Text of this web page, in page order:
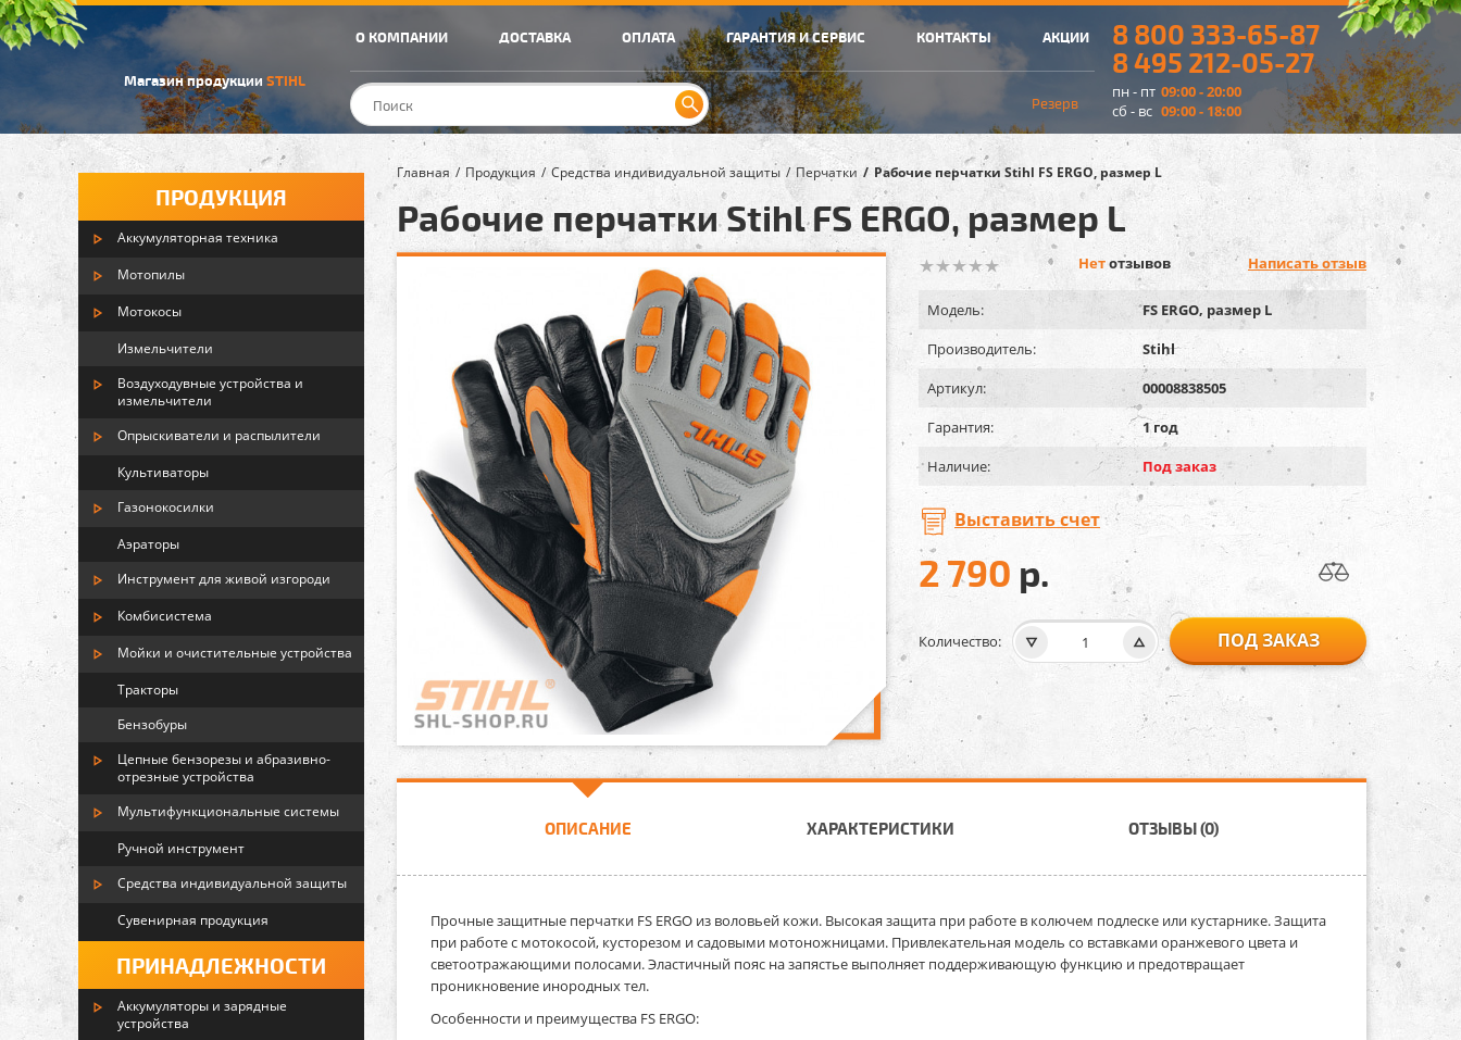
Магазин продукции STIHL
О КОМПАНИИ ДОСТАВКА ОПЛАТА ГАРАНТИЯ И СЕРВИС КОНТАКТЫ АКЦИИ
Резерв
8 800 333-65-87
8 495 212-05-27
пн - пт 09:00 - 20:00
сб - вс 09:00 - 18:00
ПРОДУКЦИЯ
Аккумуляторная техника
Мотопилы
Мотокосы
Измельчители
Воздуходувные устройства и
измельчители
Опрыскиватели и распылители
Культиваторы
Газонокосилки
Аэраторы
Инструмент для живой изгороди
Комбисистема
Мойки и очистительные устройства
Тракторы
Бензобуры
Цепные бензорезы и абразивно-
отрезные устройства
Мультифункциональные системы
Ручной инструмент
Средства индивидуальной защиты
Сувенирная продукция
ПРИНАДЛЕЖНОСТИ
Аккумуляторы и зарядные
устройства
Главная Продукция Средства индивидуальной защиты Перчатки Рабочие перчатки Stihl FS ERGO, размер L
Рабочие перчатки Stihl FS ERGO, размер L
Нетотзывов Написать отзыв
Модель:
FS ERGO, размер L
Производитель:
Stihl
Артикул:
00008838505
Гарантия:
1 год
Наличие:
Под заказ
Выставить счет
2 790 р.
Количество: ПОД ЗАКАЗ
ОПИСАНИЕ ХАРАКТЕРИСТИКИ ОТЗЫВЫ (0)
Прочные защитные перчатки FS ERGO из воловьей кожи. Высокая защита при работе в колючем подлеске или кустарнике. Защита
при работе с мотокосой, кусторезом и садовыми мотоножницами. Привлекательная модель со вставками оранжевого цвета и
светоотражающими полосами. Эластичный пояс на запястье выполняет поддерживающую функцию и предотвращает
проникновение инородных тел.
Особенности и преимущества FS ERGO: